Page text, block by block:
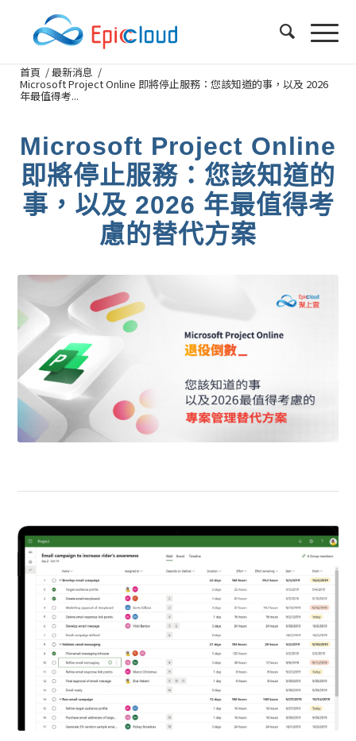
首頁 /最新消息 /
Microsoft Project Online 即將停止服務：您該知道的事，以及 2026
年最值得考...
Microsoft Project Online
即將停止服務：您該知道的
事，以及 2026 年最值得考
慮的替代方案